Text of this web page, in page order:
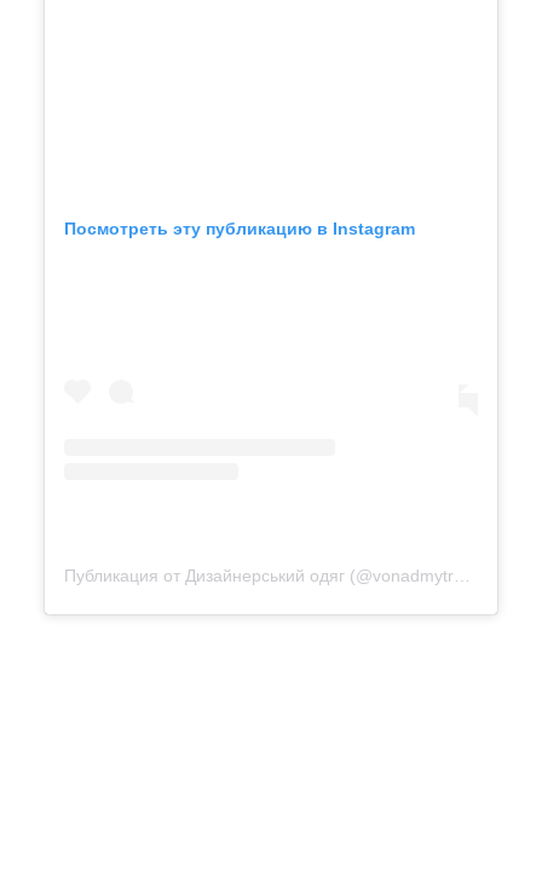
Посмотреть эту публикацию в Instagram
Публикация от Дизайнерський одяг (@vonadmytra_videotour)